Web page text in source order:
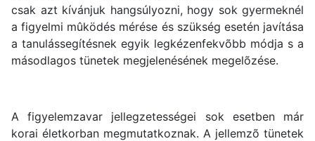
csak azt kívánjuk hangsúlyozni, hogy sok gyermeknél
a figyelmi mûködés mérése és szükség esetén javítása
a tanulássegítésnek egyik legkézenfekvõbb módja s a
másodlagos tünetek megjelenésének megelõzése.
A figyelemzavar jellegzetességei sok esetben már
korai életkorban megmutatkoznak. A jellemzõ tünetek